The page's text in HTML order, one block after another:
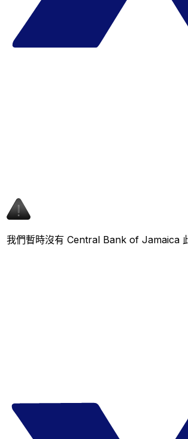
我們暫時沒有 Central Bank of Jamaica